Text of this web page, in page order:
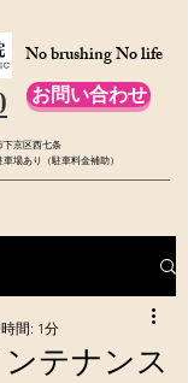
No brushing No life
お問い合わせ
下京区西七条
車場あり（駐車料金補助）
テナンス
間: 1分